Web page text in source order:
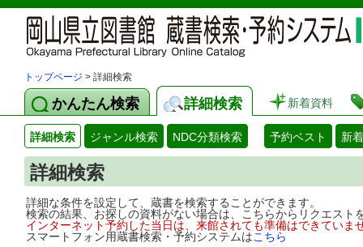
トップページ > 詳細検索
かんたん検索 詳細検索 新着資料
詳細検索 ジャンル検索 NDC分類検索 予約ベスト 新
詳細検索
詳細な条件を設定して、蔵書を検索することができます。
検索の結果、お探しの資料がない場合は、こちらからリクエス
インターネット予約した当日は、来館されても準備はできてい
スマートフォン用蔵書検索・予約システムはこちら